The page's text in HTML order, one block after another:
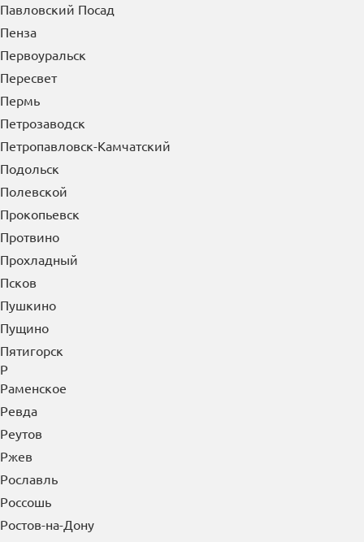
Павловский Посад
Пенза
Первоуральск
Пересвет
Пермь
Петрозаводск
Петропавловск-Камчатский
Подольск
Полевской
Прокопьевск
Протвино
Прохладный
Псков
Пушкино
Пущино
Пятигорск
Р
Раменское
Ревда
Реутов
Ржев
Рославль
Россошь
Ростов-на-Дону